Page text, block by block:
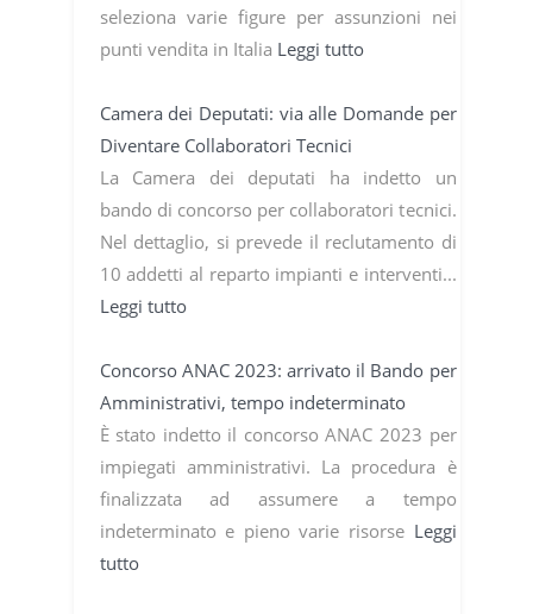
seleziona varie figure per assunzioni nei
punti vendita in Italia Leggi tutto
Camera dei Deputati: via alle Domande per
Diventare Collaboratori Tecnici
La Camera dei deputati ha indetto un
bando di concorso per collaboratori tecnici.
Nel dettaglio, si prevede il reclutamento di
10 addetti al reparto impianti e interventi...
Leggi tutto
Concorso ANAC 2023: arrivato il Bando per
Amministrativi, tempo indeterminato
È stato indetto il concorso ANAC 2023 per
impiegati amministrativi. La procedura è
finalizzata ad assumere a tempo
indeterminato e pieno varie risorse Leggi
tutto